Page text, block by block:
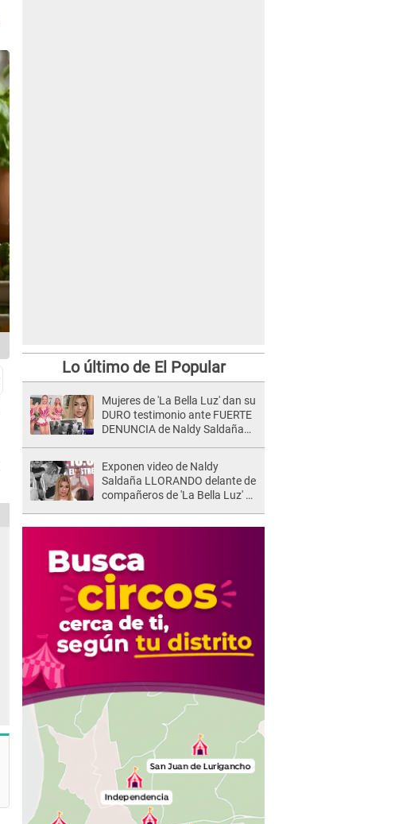
Lo último de El Popular
Mujeres de 'La Bella Luz' dan su
DURO testimonio ante FUERTE
DENUNCIA de Naldy Saldaña
Exponen video de Naldy
Saldaña LLORANDO delante de
compañeros de 'La Bella Luz' y